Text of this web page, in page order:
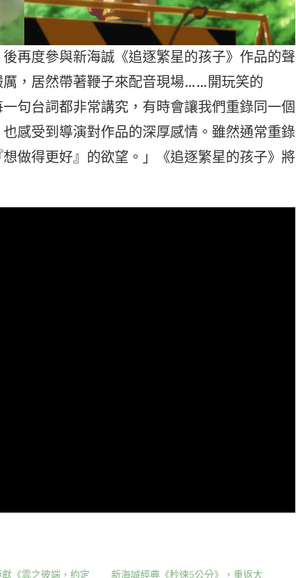
再度參與新海誠《追逐繁星的孩子》作品的聲
，居然帶著鞭子來配音現場……開玩笑的
句台詞都非常講究，有時會讓我們重錄同一個
感受到導演對作品的深厚感情。雖然通常重錄
做得更好』的欲望。」《追逐繁星的孩子》將
《雲之彼端，約定 新海誠經典《秒速5公分》，重返大